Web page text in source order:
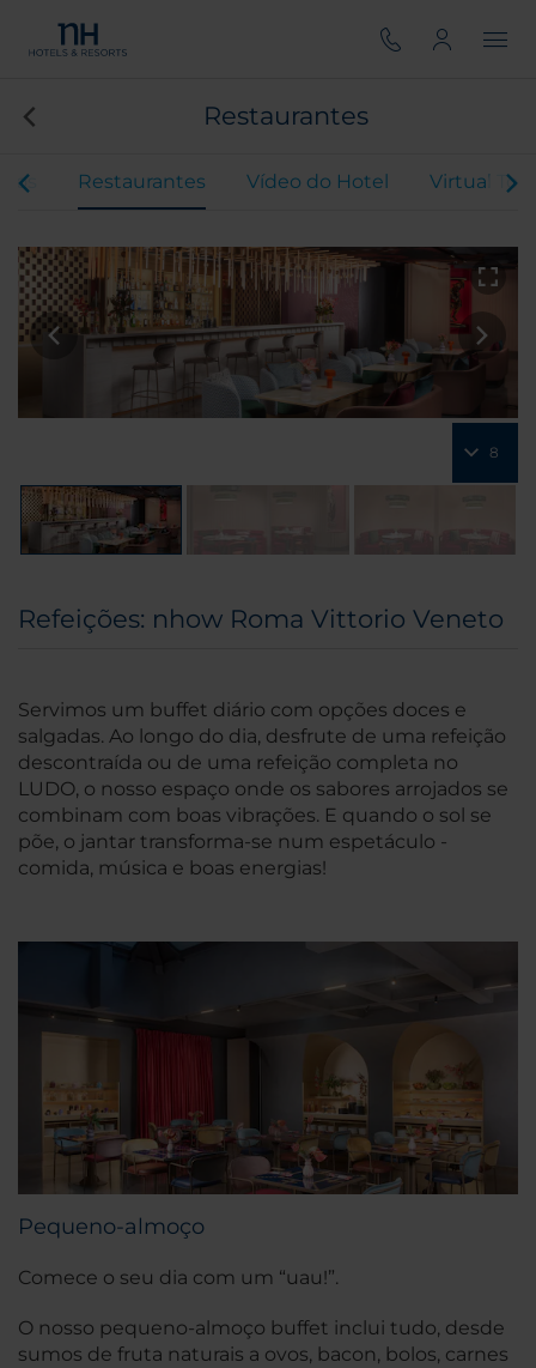
Restaurantes
Restaurantes Vídeo do Hotel Virtual
8
Refeições: nhow Roma Vittorio Veneto
Servimos um buffet diário com opções doces e
salgadas. Ao longo do dia, desfrute de uma refeição
descontraída ou de uma refeição completa no
LUDO, o nosso espaço onde os sabores arrojados se
combinam com boas vibrações. E quando o sol se
põe, o jantar transforma-se num espetáculo -
comida, música e boas energias!
Pequeno-almoço
Comece o seu dia com um “uau!”.
O nosso pequeno-almoço buffet inclui tudo, desde
sumos de fruta naturais a ovos, bacon, bolos, carnes